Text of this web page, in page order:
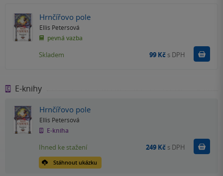
Hrnčířovo pole
Ellis Petersová
pevná vazba
Skladem 99 Kč s DPH
E-knihy
Hrnčířovo pole
Ellis Petersová
E-kniha
Stáhnout ukázku
Ihned ke stažení 249 Kč s DPH Koupit